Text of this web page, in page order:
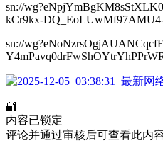
sn://
kCr9kx-
sn://
🔐
内容已锁定
评论并通过审核后可查看此内